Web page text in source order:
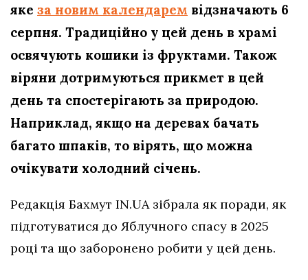
яке за новим календарем відзначають 6
серпня. Традиційно у цей день в храмі
освячують кошики із фруктами. Також
віряни дотримуються прикмет в цей
день та спостерігають за природою.
Наприклад, якщо на деревах бачать
багато шпаків, то вірять, що можна
очікувати холодний січень.
Редакція Бахмут IN.UA зібрала як поради, як
підготуватися до Яблучного спасу в 2025
році та що заборонено робити у цей день.